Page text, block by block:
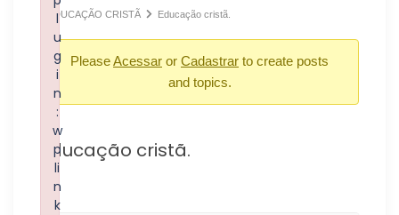
EDUCAÇÃO CRISTÃ Educação cristã.
PleaseAcessar or Cadastrar to create posts
and topics.
Educação cristã.
l
u
g
i
n
:
w
p
li
n
k